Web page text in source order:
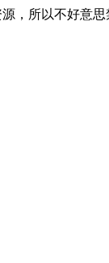
，所以不好意